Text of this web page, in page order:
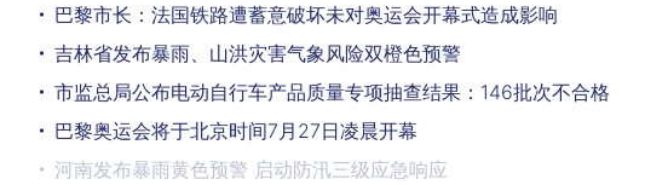
巴黎市长：法国铁路遭蓄意破坏未对奥运会开幕式造成影响
吉林省发布暴雨、山洪灾害气象风险双橙色预警
市监总局公布电动自行车产品质量专项抽查结果：146批次不合格
巴黎奥运会将于北京时间7月27日凌晨开幕
河南发布暴雨黄色预警 启动防汛三级应急响应